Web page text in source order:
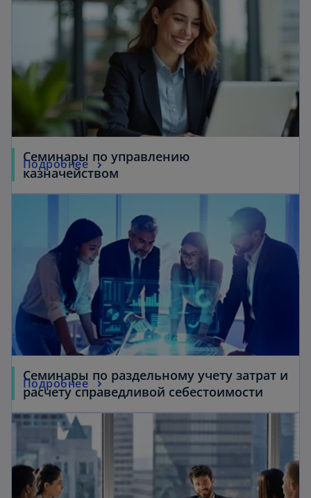
Семинары по управлению
казначейством
Подробнее
Семинары по раздельному учету затрат и
расчету справедливой себестоимости
Подробнее